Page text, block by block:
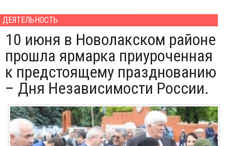
ДЕЯТЕЛЬНОСТЬ
10 июня в Новолакском районе
прошла ярмарка приуроченная
к предстоящему празднованию
– Дня Независимости России.